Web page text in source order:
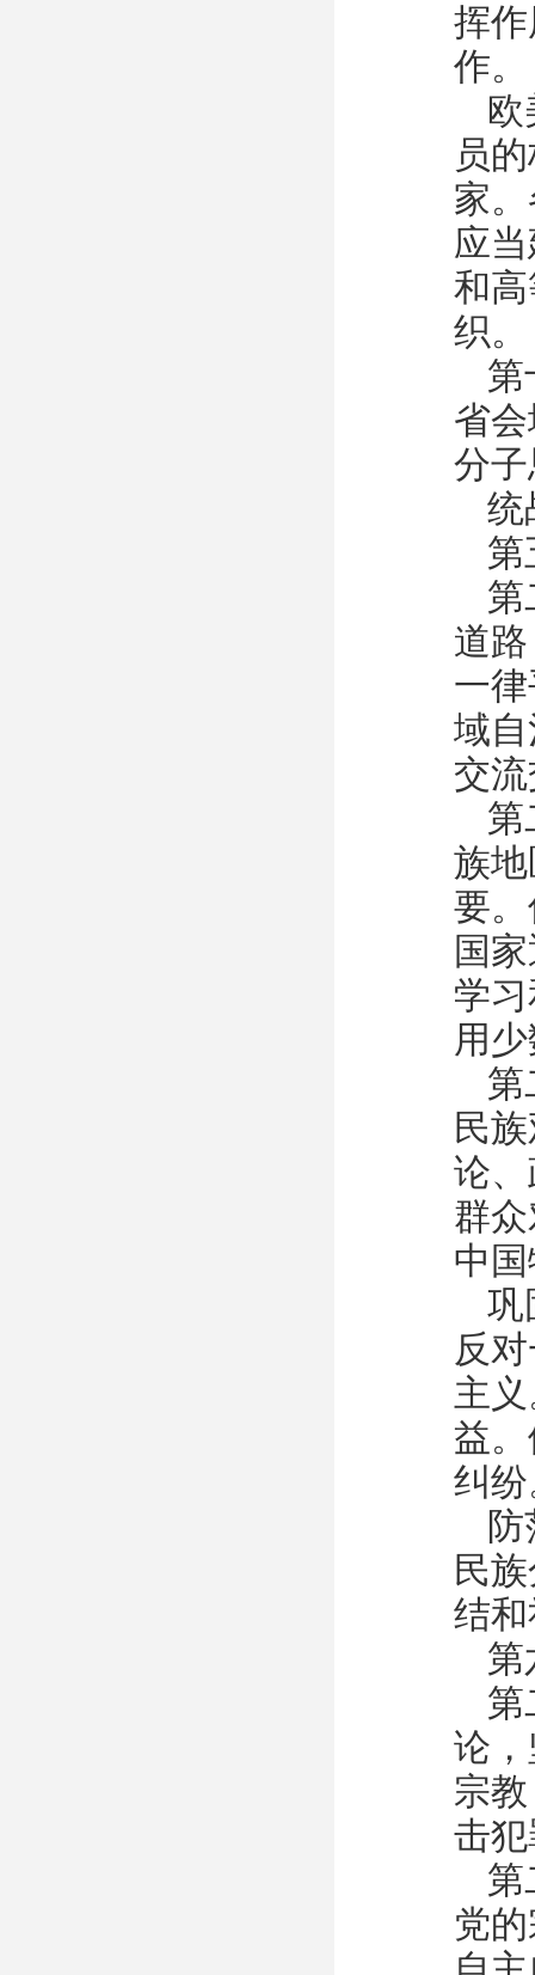
挥
作。
欧
员
家
应
和
织。
第
省
分
统
第
第
道
一
域
交
第
族
要
国
学
用
第
民
论
群
中
巩
反
主
益
纠
民
结
第
第
论
宗
击
第
党